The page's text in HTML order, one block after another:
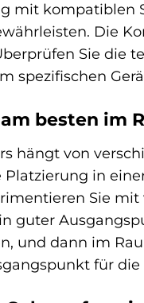
mit
Die
Sie
spezifischen
besten im
hängt von
in
Sie
guter
und dann im
für